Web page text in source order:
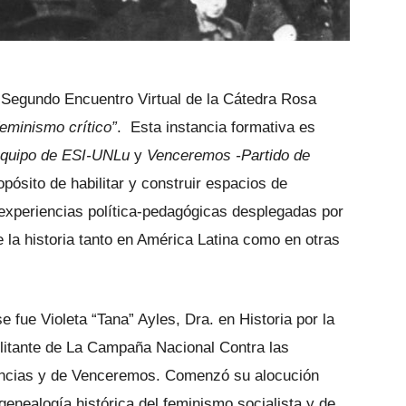
Encuentro Virtual de la Cátedra Rosa
crítico”. Esta instancia formativa es
de ESI-UNLu y Venceremos -Partido de
de habilitar y construir espacios de
política-pedagógicas desplegadas por
historia tanto en América Latina como en otras
fue Violeta “Tana” Ayles, Dra. en Historia por la
de La Campaña Nacional Contra las
y de Venceremos. Comenzó su alocución